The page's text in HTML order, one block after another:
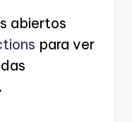
abiertos
para ver